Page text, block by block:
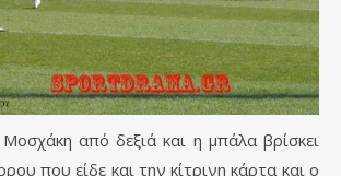
από δεξιά και η μπάλα βρίσκει
που είδε και την κίτρινη κάρτα και ο